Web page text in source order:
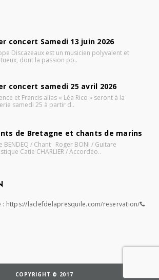
concert Samedi 13 juin 2026
Discazeaux est un musicien polyvalent et
dont la passion po..
concert samedi 25 avril 2026
et Francis alias « Léa Rico » seront à la
samedi 25 à partir d..
de Bretagne et chants de marins
BENDEQ / Chant Roger BONI / Guitare
Catie CHARLIER / Accordéo..
: https://laclefdelapresquile.com/reservation/
COPYRIGHT © 2017